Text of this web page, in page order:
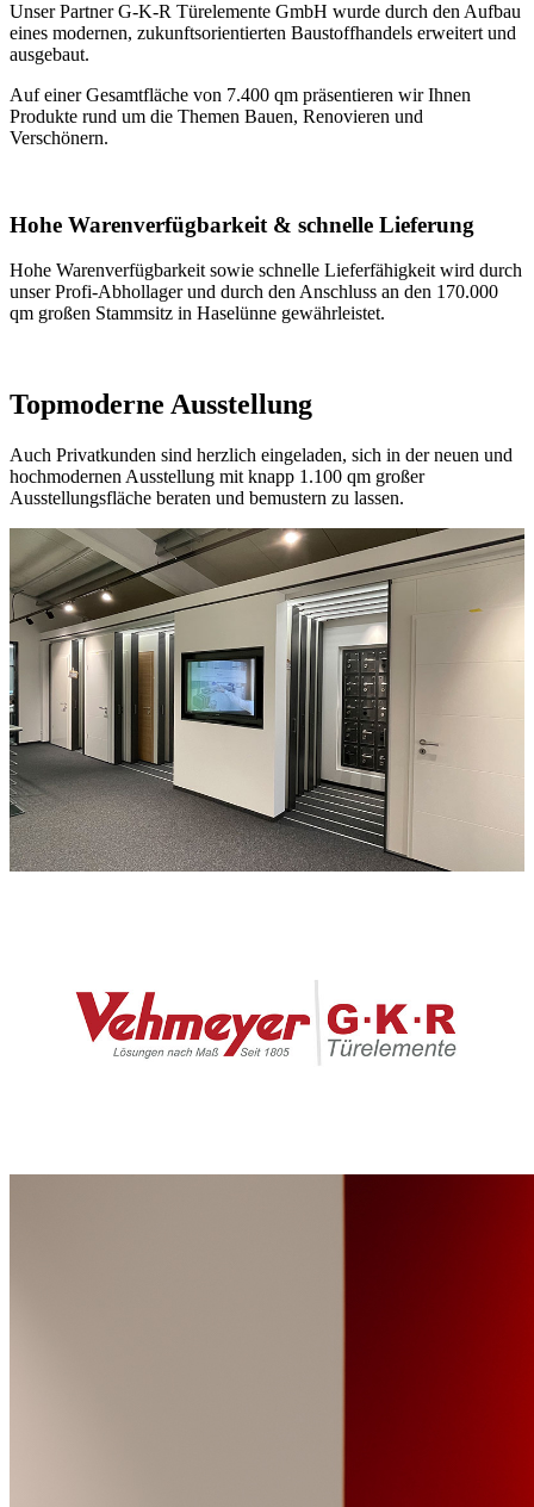
Unser Partner G-K-R Türelemente GmbH wurde durch den Aufbau
eines modernen, zukunftsorientierten Baustoffhandels erweitert und
ausgebaut.
Auf einer Gesamtfläche von 7.400 qm präsentieren wir Ihnen
Produkte rund um die Themen Bauen, Renovieren und
Verschönern.
Hohe Warenverfügbarkeit & schnelle Lieferung
Hohe Warenverfügbarkeit sowie schnelle Lieferfähigkeit wird durch
unser Profi-Abhollager und durch den Anschluss an den 170.000
qm großen Stammsitz in Haselünne gewährleistet.
Topmoderne Ausstellung
Auch Privatkunden sind herzlich eingeladen, sich in der neuen und
hochmodernen Ausstellung mit knapp 1.100 qm großer
Ausstellungsfläche beraten und bemustern zu lassen.